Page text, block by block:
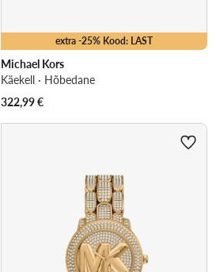
extra -25% Kood: LAST
Michael Kors
Käekell · Hõbedane
322,99€